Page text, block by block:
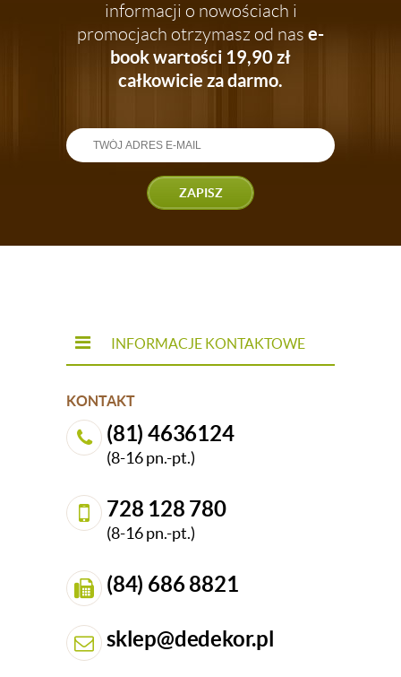
informacji o nowościach i
promocjach otrzymasz od nas e-
book wartości 19,90 zł
całkowicie za darmo.
ZAPISZ
INFORMACJE KONTAKTOWE
KONTAKT
(81) 4636124
(8-16 pn.-pt.)
728 128 780
(8-16 pn.-pt.)
(84) 686 8821
sklep@dedekor.pl